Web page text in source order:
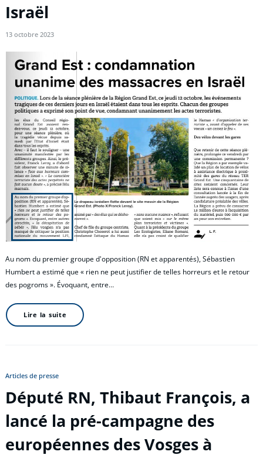
Israël
13 octobre 2023
Au nom du premier groupe d'opposition (RN et apparentés), Sébastien
Humbert a estimé que « rien ne peut justifier de telles horreurs et le retour
des pogroms ». Évoquant, entre…
Lire la suite
Articles de presse
Député RN, Thibaut François, a
lancé la pré-campagne des
européennes des Vosges à